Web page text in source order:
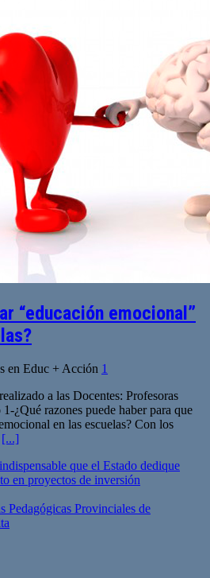
“educación emocional”
en Educ + Acción 1
a las Docentes: Profesoras
¿Qué razones puede haber para que
en las escuelas? Con los
[...]